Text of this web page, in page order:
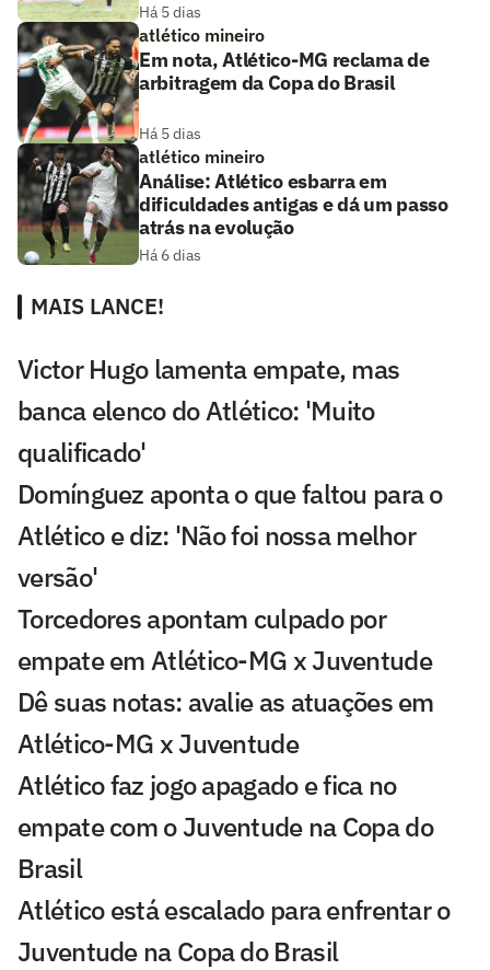
Há 5 dias
atlético mineiro
Em nota, Atlético-MG reclama de
arbitragem da Copa do Brasil
Há 5 dias
atlético mineiro
Análise: Atlético esbarra em
dificuldades antigas e dá um passo
atrás na evolução
Há 6 dias
MAIS LANCE!
Victor Hugo lamenta empate, mas
banca elenco do Atlético: 'Muito
qualificado'
Domínguez aponta o que faltou para o
Atlético e diz: 'Não foi nossa melhor
versão'
Torcedores apontam culpado por
empate em Atlético-MG x Juventude
Dê suas notas: avalie as atuações em
Atlético-MG x Juventude
Atlético faz jogo apagado e fica no
empate com o Juventude na Copa do
Brasil
Atlético está escalado para enfrentar o
Juventude na Copa do Brasil